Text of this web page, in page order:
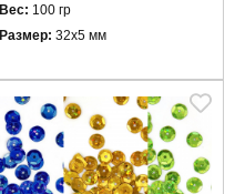
Вес: 100 гр
Размер: 32х5 мм